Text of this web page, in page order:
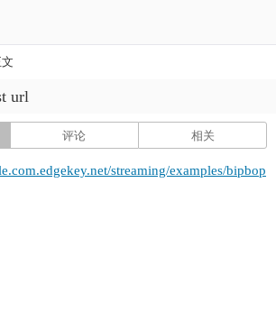
url
评论 相关
streaming/examples/bipbop